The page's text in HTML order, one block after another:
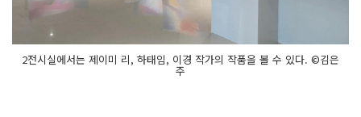
2전시실에서는 제이미 리, 하태임, 이경 작가의 작품을 볼 수 있다. ©김은
주